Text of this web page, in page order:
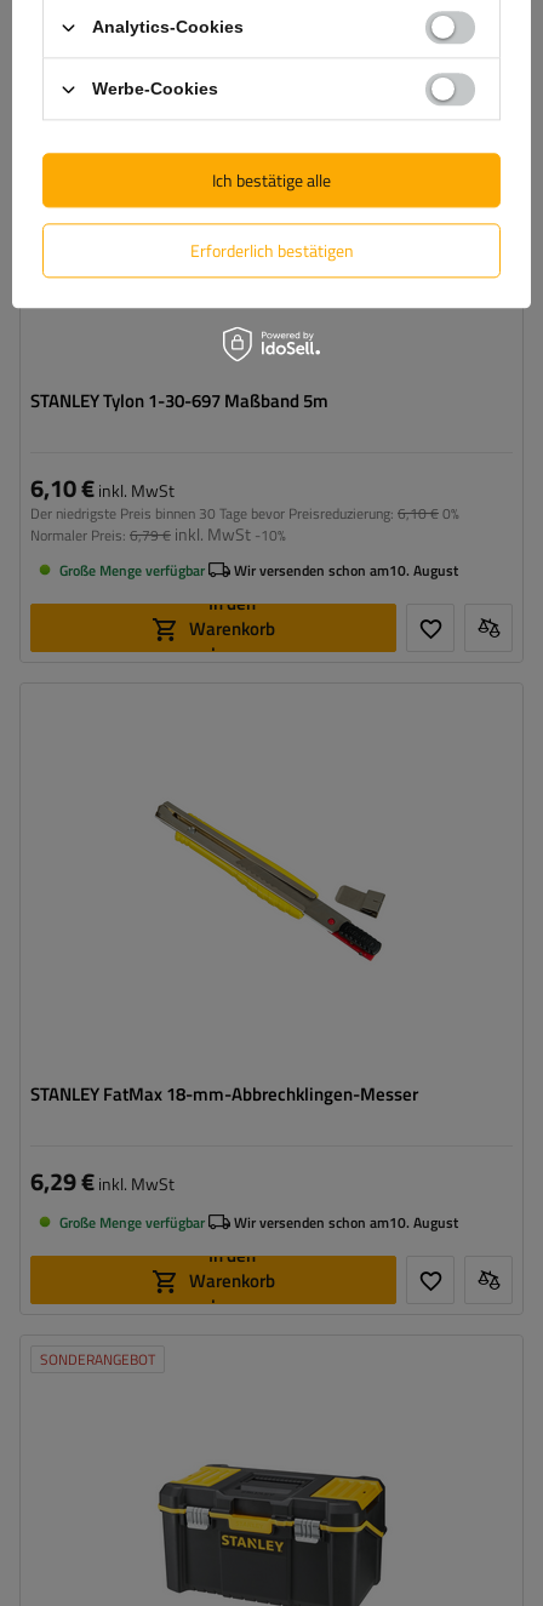
STANLEY Tylon 1-30-697 Maßband 5m
6,10 €inkl. MwSt
Der niedrigste Preis binnen 30 Tage bevor Preisreduzierung: 6,10 €0%
Normaler Preis: 6,79 € inkl. MwSt -10%
Große Menge verfügbar
Wir versenden schon am10. August
In den
Warenkorb
legen
STANLEY FatMax 18-mm-Abbrechklingen-Messer
6,29 €inkl. MwSt
Große Menge verfügbar Wir versenden schon am10. August
In den
Warenkorb
legen
SONDERANGEBOT
Analytics-Cookies
Werbe-Cookies
Erforderlich bestätigen
Ich bestätige alle